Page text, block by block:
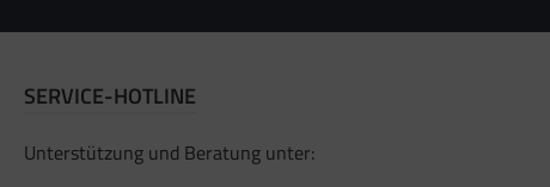
SERVICE-HOTLINE
Unterstützung und Beratung unter: